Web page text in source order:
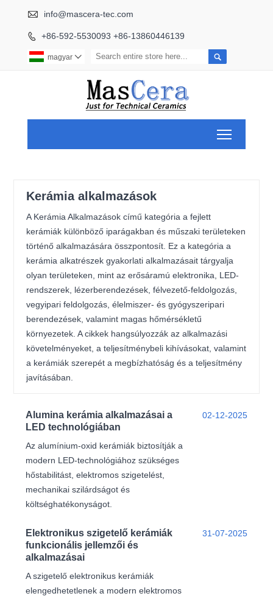
 info@mascera-tec.com
 +86-592-5530093 +86-13860446139

magyar 
Kerámia alkalmazások
A Kerámia Alkalmazások című kategória a fejlett
kerámiák különböző iparágakban és műszaki területeken
történő alkalmazására összpontosít. Ez a kategória a
kerámia alkatrészek gyakorlati alkalmazásait tárgyalja
olyan területeken, mint az erősáramú elektronika, LED-
rendszerek, lézerberendezések, félvezető-feldolgozás,
vegyipari feldolgozás, élelmiszer- és gyógyszeripari
berendezések, valamint magas hőmérsékletű
környezetek. A cikkek hangsúlyozzák az alkalmazási
követelményeket, a teljesítménybeli kihívásokat, valamint
a kerámiák szerepét a megbízhatóság és a teljesítmény
javításában.
Alumina kerámia alkalmazásai a
LED technológiában
Az alumínium-oxid kerámiák biztosítják a
modern LED-technológiához szükséges
hőstabilitást, elektromos szigetelést,
mechanikai szilárdságot és
költséghatékonyságot.
02-12-2025
Elektronikus szigetelő kerámiák
funkcionális jellemzői és
alkalmazásai
A szigetelő elektronikus kerámiák
elengedhetetlenek a modern elektromos
31-07-2025